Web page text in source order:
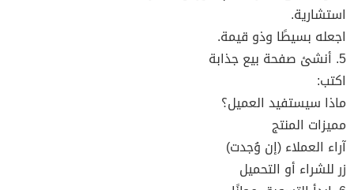
استشارية.
اجعله بسيطًا وذو قيمة.
5. أنشئ صفحة بيع جذابة
اكتب:
ماذا سيستفيد العميل؟
مميزات المنتج
آراء العملاء (إن وُجدت)
زر للشراء أو التحميل